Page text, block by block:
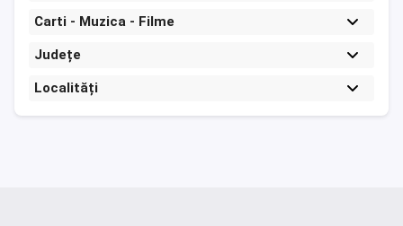
Carti - Muzica - Filme
Județe
Localități